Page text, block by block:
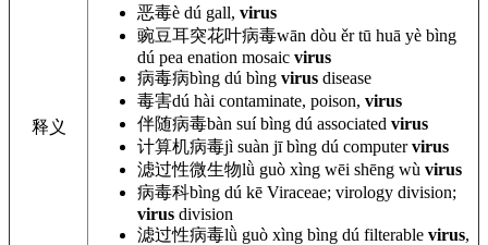
释义
恶毒è dú gall, virus
豌豆耳突花叶病毒wān dòu ěr tū huā yè bìng
dú pea enation mosaic virus
病毒病bìng dú bìng virus disease
毒害dú hài contaminate, poison, virus
伴随病毒bàn suí bìng dú associated virus
计算机病毒jì suàn jī bìng dú computervirus
滤过性微生物lǜ guò xìng wēi shēng wù virus
病毒科bìng dú kē Viraceae; virology division;
virus division
滤过性病毒lǜ guò xìng bìng dú filterable virus,